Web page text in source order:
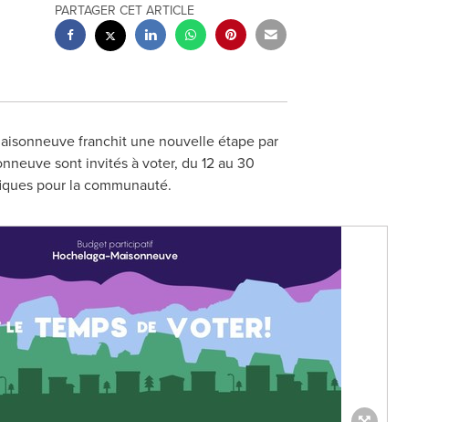
PARTAGER CET ARTICLE
franchit une nouvelle étape par
sont invités à voter, du 12 au 30
pour la communauté.